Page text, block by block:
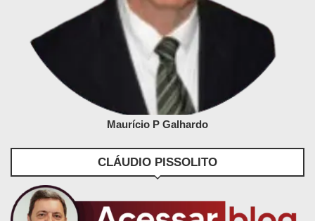
Maurício P Galhardo
CLÁUDIO PISSOLITO